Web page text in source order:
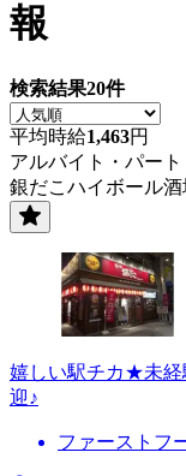
報
検索結果20件
平均時給1,463円
アルバイト・パート
銀だこハイボール
嬉しい駅チカ★未経
迎♪
ファーストフ